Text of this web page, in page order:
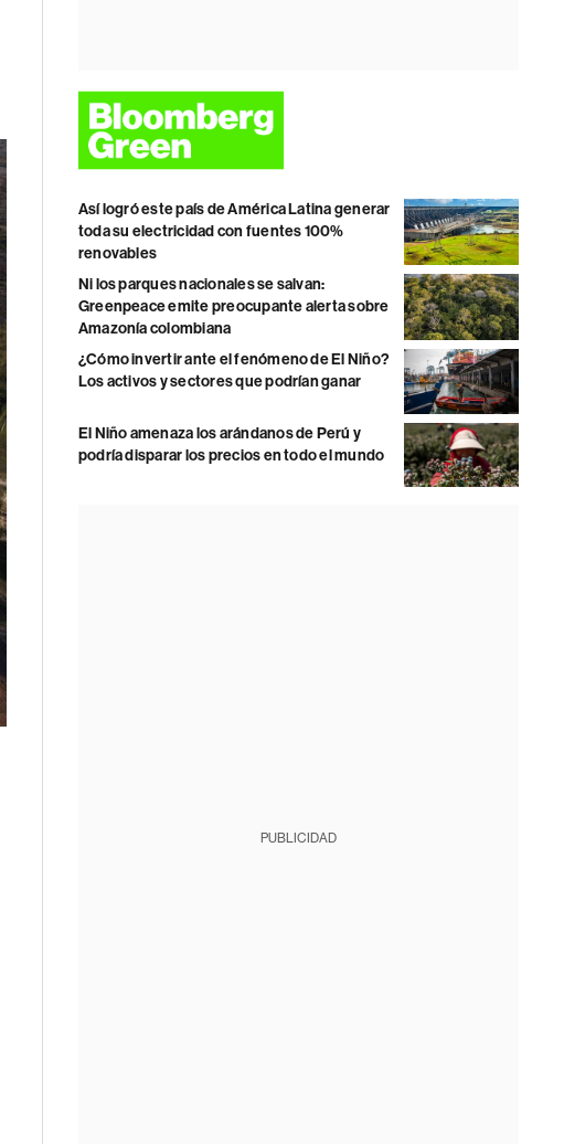
Así logró este país de América Latina generar
toda su electricidad con fuentes 100%
renovables
Ni los parques nacionales se salvan:
Greenpeace emite preocupante alerta sobre
Amazonía colombiana
¿Cómo invertir ante el fenómeno de El Niño?
Los activos y sectores que podrían ganar
El Niño amenaza los arándanos de Perú y
podría disparar los precios en todo el mundo
PUBLICIDAD